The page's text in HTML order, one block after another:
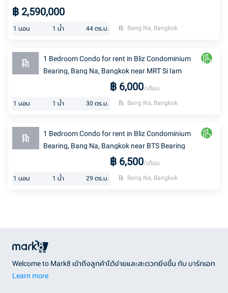
฿ 2,590,000
1 นอน 1 น้ำ 44 ตร.ม. Bang Na, Bangkok
1 Bedroom Condo for rent in Bliz Condominium
Bearing, Bang Na, Bangkok near MRT Si Iam
฿ 6,000/เดือน
1 นอน 1 น้ำ 30 ตร.ม. Bang Na, Bangkok
1 Bedroom Condo for rent in Bliz Condominium
Bearing, Bang Na, Bangkok near BTS Bearing
฿ 6,500/เดือน
1 นอน 1 น้ำ 29 ตร.ม. Bang Na, Bangkok
Welcome to Mark8 เข้าถึงลูกค้าได้ง่ายและสะดวกยิ่งขึ้น กับ มาร์กเอท
Learn more